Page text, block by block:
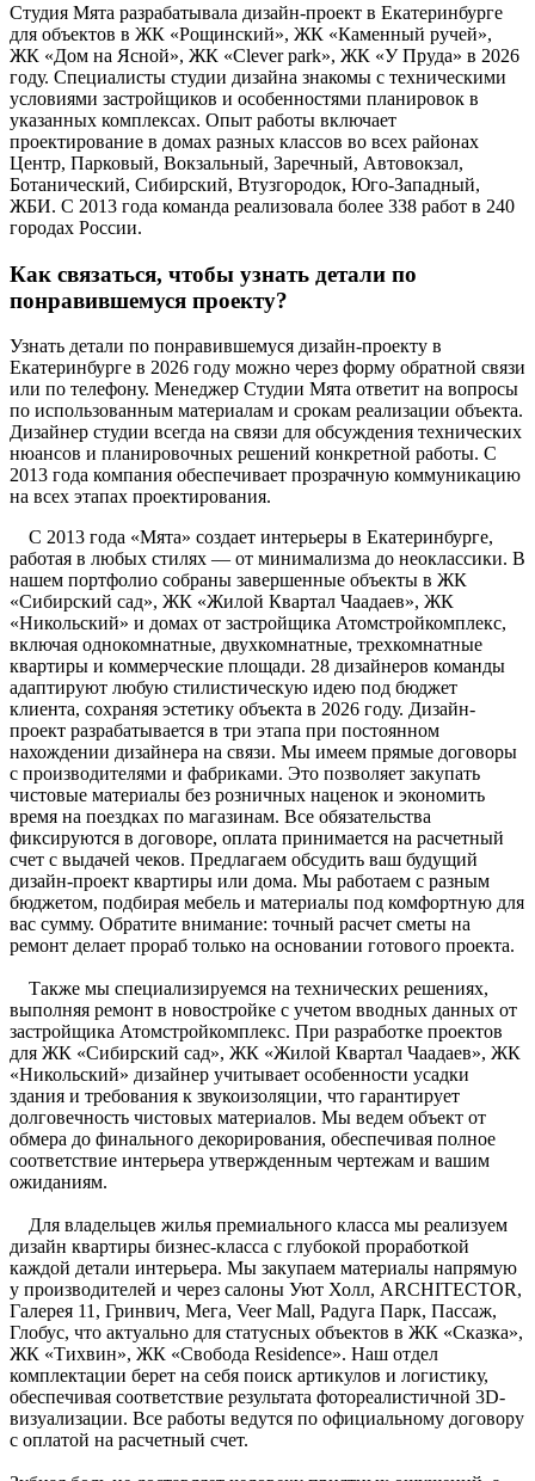
Студия Мята разрабатывала дизайн-проект в Екатеринбурге
для объектов в ЖК «Рощинский», ЖК «Каменный ручей»,
ЖК «Дом на Ясной», ЖК «Clever park», ЖК «У Пруда» в 2026
году. Специалисты студии дизайна знакомы с техническими
условиями застройщиков и особенностями планировок в
указанных комплексах. Опыт работы включает
проектирование в домах разных классов во всех районах
Центр, Парковый, Вокзальный, Заречный, Автовокзал,
Ботанический, Сибирский, Втузгородок, Юго-Западный,
ЖБИ. С 2013 года команда реализовала более 338 работ в 240
городах России.
Как связаться, чтобы узнать детали по
понравившемуся проекту?
Узнать детали по понравившемуся дизайн-проекту в
Екатеринбурге в 2026 году можно через форму обратной связи
или по телефону. Менеджер Студии Мята ответит на вопросы
по использованным материалам и срокам реализации объекта.
Дизайнер студии всегда на связи для обсуждения технических
нюансов и планировочных решений конкретной работы. С
2013 года компания обеспечивает прозрачную коммуникацию
на всех этапах проектирования.
С 2013 года «Мята» создает интерьеры в Екатеринбурге,
работая в любых стилях — от минимализма до неоклассики. В
нашем портфолио собраны завершенные объекты в ЖК
«Сибирский сад», ЖК «Жилой Квартал Чаадаев», ЖК
«Никольский» и домах от застройщика Атомстройкомплекс,
включая однокомнатные, двухкомнатные, трехкомнатные
квартиры и коммерческие площади. 28 дизайнеров команды
адаптируют любую стилистическую идею под бюджет
клиента, сохраняя эстетику объекта в 2026 году. Дизайн-
проект разрабатывается в три этапа при постоянном
нахождении дизайнера на связи. Мы имеем прямые договоры
с производителями и фабриками. Это позволяет закупать
чистовые материалы без розничных наценок и экономить
время на поездках по магазинам. Все обязательства
фиксируются в договоре, оплата принимается на расчетный
счет с выдачей чеков. Предлагаем обсудить ваш будущий
дизайн-проект квартиры или дома. Мы работаем с разным
бюджетом, подбирая мебель и материалы под комфортную для
вас сумму. Обратите внимание: точный расчет сметы на
ремонт делает прораб только на основании готового проекта.
Также мы специализируемся на технических решениях,
выполняя ремонт в новостройке с учетом вводных данных от
застройщика Атомстройкомплекс. При разработке проектов
для ЖК «Сибирский сад», ЖК «Жилой Квартал Чаадаев», ЖК
«Никольский» дизайнер учитывает особенности усадки
здания и требования к звукоизоляции, что гарантирует
долговечность чистовых материалов. Мы ведем объект от
обмера до финального декорирования, обеспечивая полное
соответствие интерьера утвержденным чертежам и вашим
ожиданиям.
Для владельцев жилья премиального класса мы реализуем
дизайн квартиры бизнес-класса с глубокой проработкой
каждой детали интерьера. Мы закупаем материалы напрямую
у производителей и через салоны Уют Холл, ARCHITECTOR,
Галерея 11, Гринвич, Мега, Veer Mall, Радуга Парк, Пассаж,
Глобус, что актуально для статусных объектов в ЖК «Сказка»,
ЖК «Тихвин», ЖК «Свобода Residence». Наш отдел
комплектации берет на себя поиск артикулов и логистику,
обеспечивая соответствие результата фотореалистичной 3D-
визуализации. Все работы ведутся по официальному договору
с оплатой на расчетный счет.